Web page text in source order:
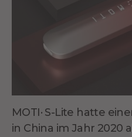
MOTI· S-Lite hatte
in China im Jahr 2020